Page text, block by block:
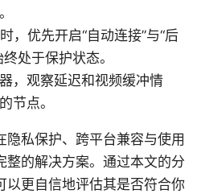
，优先开启“自动连接”与“后
处于保护状态。
，观察延迟和视频缓冲情
节点。
私保护、跨平台兼容与使用
整的解决方案。通过本文的分
以更自信地评估其是否符合你